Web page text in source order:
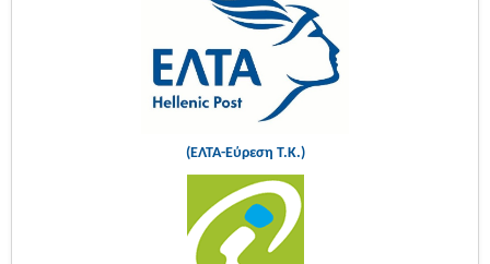
(ΕΛΤΑ-Εύρεση Τ.Κ.)